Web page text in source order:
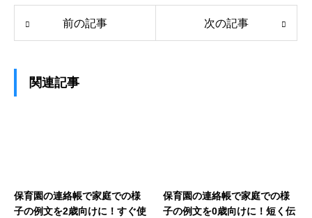
前の記事 次の記事
関連記事
保育園の連絡帳で家庭での様
子の例文を2歳向けに！すぐ使
保育園の連絡帳で家庭での様
子の例文を0歳向けに！短く伝